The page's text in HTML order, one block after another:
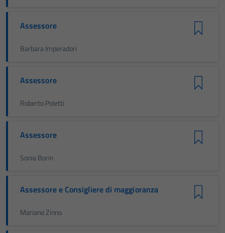
Assessore
Barbara Imperadori
Assessore
Roberto Poletti
Assessore
Sonia Borin
Assessore e Consigliere di maggioranza
Mariano Zinno